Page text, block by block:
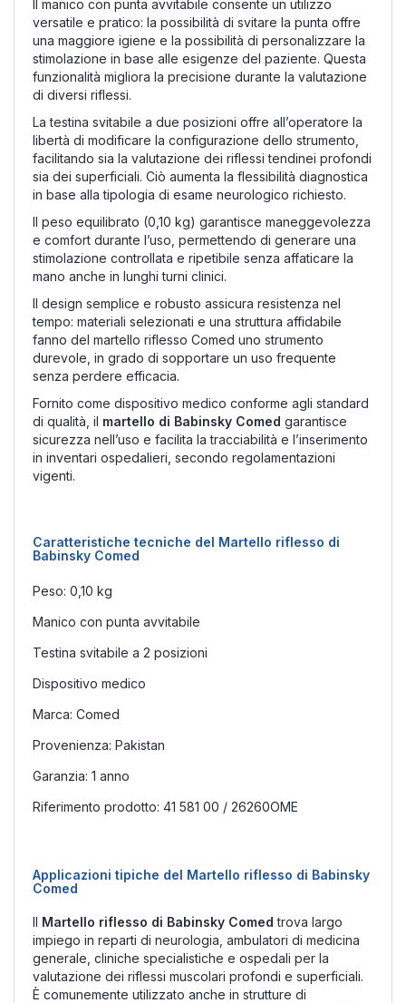
Il manico con punta avvitabile consente un utilizzo
versatile e pratico: la possibilità di svitare la punta offre
una maggiore igiene e la possibilità di personalizzare la
stimolazione in base alle esigenze del paziente. Questa
funzionalità migliora la precisione durante la valutazione
di diversi riflessi.
La testina svitabile a due posizioni offre all’operatore la
libertà di modificare la configurazione dello strumento,
facilitando sia la valutazione dei riflessi tendinei profondi
sia dei superficiali. Ciò aumenta la flessibilità diagnostica
in base alla tipologia di esame neurologico richiesto.
Il peso equilibrato (0,10 kg) garantisce maneggevolezza
e comfort durante l’uso, permettendo di generare una
stimolazione controllata e ripetibile senza affaticare la
mano anche in lunghi turni clinici.
Il design semplice e robusto assicura resistenza nel
tempo: materiali selezionati e una struttura affidabile
fanno del martello riflesso Comed uno strumento
durevole, in grado di sopportare un uso frequente
senza perdere efficacia.
Fornito come dispositivo medico conforme agli standard
di qualità, il martello di Babinsky Comed garantisce
sicurezza nell’uso e facilita la tracciabilità e l’inserimento
in inventari ospedalieri, secondo regolamentazioni
vigenti.
Caratteristiche tecniche del Martello riflesso di
Babinsky Comed
Peso: 0,10 kg
Manico con punta avvitabile
Testina svitabile a 2 posizioni
Dispositivo medico
Marca: Comed
Provenienza: Pakistan
Garanzia: 1 anno
Riferimento prodotto: 41 581 00 / 26260OME
Applicazioni tipiche del Martello riflesso di Babinsky
Comed
Il Martello riflesso di Babinsky Comed trova largo
impiego in reparti di neurologia, ambulatori di medicina
generale, cliniche specialistiche e ospedali per la
valutazione dei riflessi muscolari profondi e superficiali.
È comunemente utilizzato anche in strutture di